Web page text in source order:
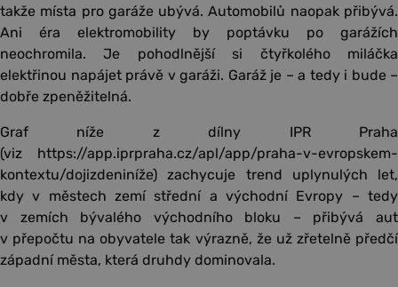
takže místa pro garáže ubývá. Automobilů naopak přibývá.
Ani éra elektromobility by poptávku po garážích
neochromila. Je pohodlnější si čtyřkolého miláčka
elektřinou napájet právě v garáži. Garáž je – a tedy i bude –
dobře zpeněžitelná.
Graf níže z dílny IPR Praha
(viz https://app.iprpraha.cz/apl/app/praha-v-evropskem-
kontextu/dojizdeniníže) zachycuje trend uplynulých let,
kdy v městech zemí střední a východní Evropy – tedy
v zemích bývalého východního bloku – přibývá aut
v přepočtu na obyvatele tak výrazně, že už zřetelně předčí
západní města, která druhdy dominovala.